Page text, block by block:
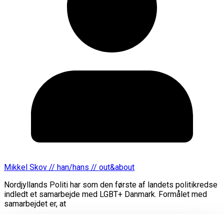
Mikkel Skov // han/hans // out&about
Nordjyllands Politi har som den første af landets politikredse
indledt et samarbejde med LGBT+ Danmark. Formålet med
samarbejdet er, at